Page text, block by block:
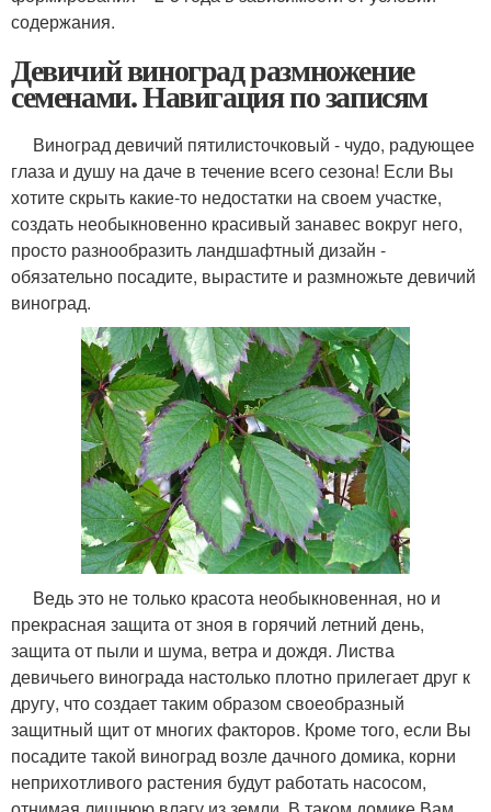
содержания.
Девичий виноград размножение
семенами. Навигация по записям
Виноград девичий пятилисточковый - чудо, радующее
глаза и душу на даче в течение всего сезона! Если Вы
хотите скрыть какие-то недостатки на своем участке,
создать необыкновенно красивый занавес вокруг него,
просто разнообразить ландшафтный дизайн -
обязательно посадите, вырастите и размножьте девичий
виноград.
Ведь это не только красота необыкновенная, но и
прекрасная защита от зноя в горячий летний день,
защита от пыли и шума, ветра и дождя. Листва
девичьего винограда настолько плотно прилегает друг к
другу, что создает таким образом своеобразный
защитный щит от многих факторов. Кроме того, если Вы
посадите такой виноград возле дачного домика, корни
неприхотливого растения будут работать насосом,